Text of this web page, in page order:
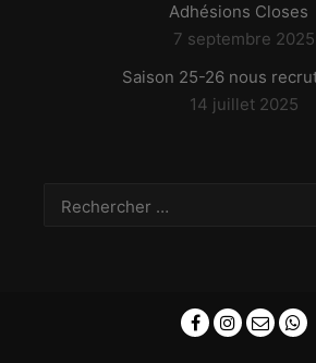
Adhésions Closes
7 septembre 2025
Saison 25-26 nous
14 juillet 2025